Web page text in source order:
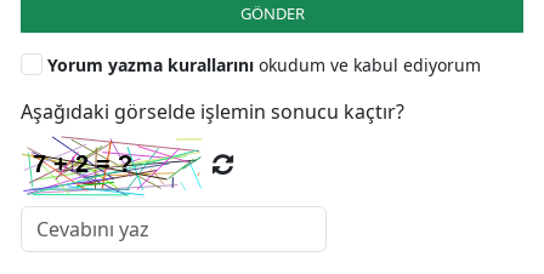
GÖNDER
Yorum yazma kurallarını okudum ve kabul ediyorum
Aşağıdaki görselde işlemin sonucu kaçtır?